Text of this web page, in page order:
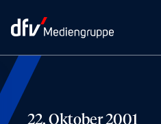
22. Oktober 2001